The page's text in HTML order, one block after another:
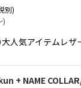
別)
)
人気アイテムレザ
+ NAME